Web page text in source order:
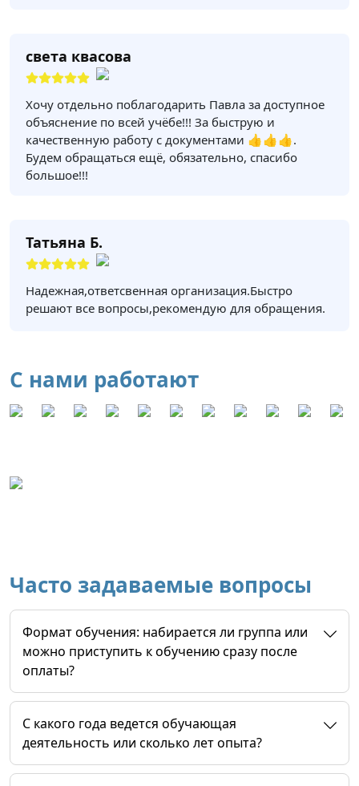
света квасова
Хочу отдельно поблагодарить Павла за доступное
объяснение по всей учёбе!!! За быструю и
качественную работу с документами 👍👍👍.
Будем обращаться ещё, обязательно, спасибо
большое!!!
Татьяна Б.
Надежная,ответсвенная организация.Быстро
решают все вопросы,рекомендую для обращения.
С нами работают
Часто задаваемые вопросы
Формат обучения: набирается ли группа или
можно приступить к обучению сразу после
оплаты?
C какого года ведется обучающая
деятельность или сколько лет опыта?